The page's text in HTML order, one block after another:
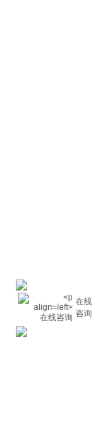
在线
咨询